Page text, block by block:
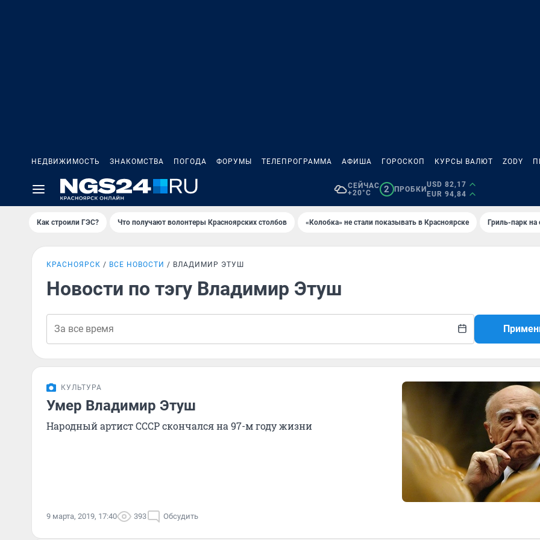
НЕДВИЖИМОСТЬ ЗНАКОМСТВА ПОГОДА ФОРУМЫ ТЕЛЕПРОГРАММА АФИША ГОРОСКОП КУРСЫ ВАЛЮТ ZODY
СЕЙЧАС
+20°C
2 ПРОБКИ
USD 82,17
EUR 94,84
Как строили ГЭС? Что получают волонтеры Красноярских столбов «Колобка» не стали показывать в Красноярске Гриль-парк на
КРАСНОЯРСК ВСЕ НОВОСТИ ВЛАДИМИР ЭТУШ
Новости по тэгу Владимир Этуш
КУЛЬТУРА
Умер Владимир Этуш
Народный артист СССР скончался на 97-м году жизни
9 марта, 2019, 17:40 393 Обсудить